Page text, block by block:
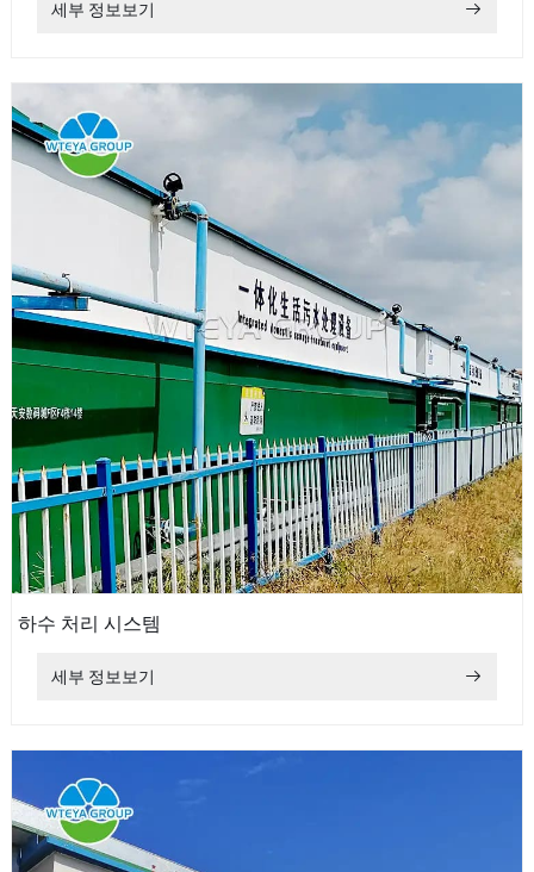
세부 정보보기
하수 처리 시스템
세부 정보보기